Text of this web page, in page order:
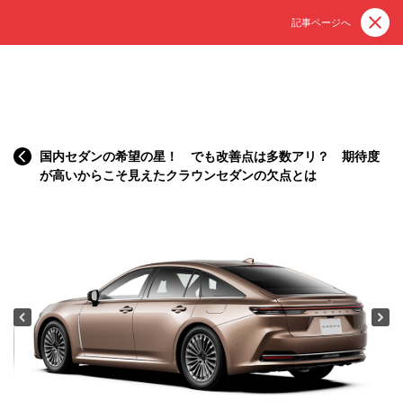
記事ページへ
国内セダンの希望の星！ でも改善点は多数アリ？ 期待度
が高いからこそ見えたクラウンセダンの欠点とは